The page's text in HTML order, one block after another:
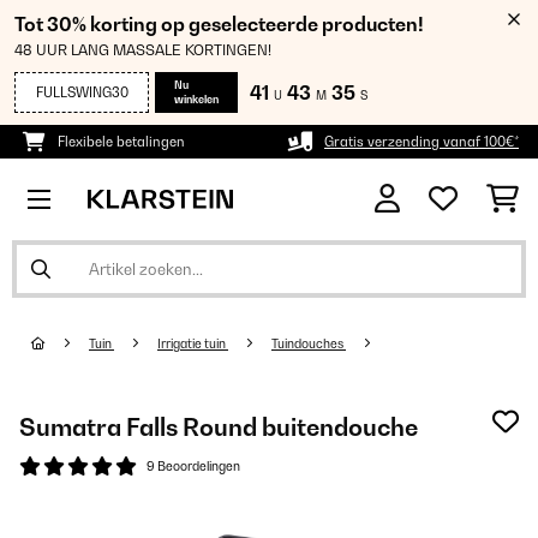
Tot 30% korting op geselecteerde producten!
48 UUR LANG MASSALE KORTINGEN!
FULLSWING30
Nu
winkelen
41 U 43 M 34 S
Flexibele betalingen Gratis verzending vanaf 100€*
Tuin Irrigatie tuin Tuindouches
Sumatra Falls Round buitendouche
9 Beoordelingen